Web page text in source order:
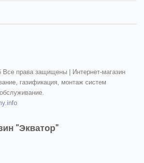
Все права защищены | Интернет-магазин
газификация, монтаж систем
"Экватор"